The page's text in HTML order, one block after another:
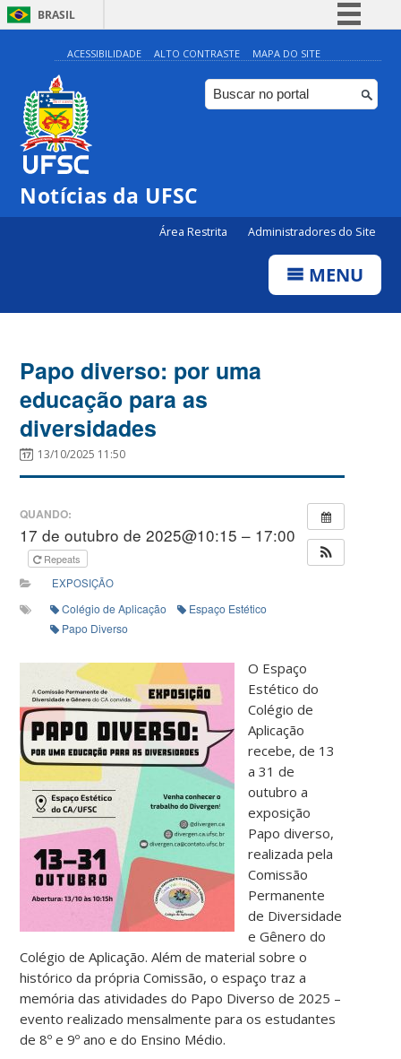
BRASIL
Simplifique!
Comunica BR
Participe
ACESSIBILIDADE ALTO CONTRASTE MAPA DO SITE
Notícias da UFSC
Área Restrita Administradores do Site
MENU
Papo diverso: por uma
educação para as
diversidades
13/10/2025 11:50
QUANDO:
17 de outubro de 2025@10:15 – 17:00
Repeats
EXPOSIÇÃO
Colégio de Aplicação
Espaço Estético
Papo Diverso
O Espaço
Estético do
Colégio de
Aplicação
recebe, de 13
a 31 de
outubro a
exposição
Papo diverso,
realizada pela
Comissão
Permanente
de Diversidade
e Gênero do
Colégio de Aplicação. Além de material sobre o
histórico da própria Comissão, o espaço traz a
memória das atividades do Papo Diverso de 2025 –
evento realizado mensalmente para os estudantes
de 8º e 9º ano e do Ensino Médio.